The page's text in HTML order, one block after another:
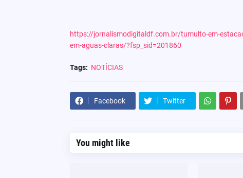
https://jornalismodigitaldf.com.br/tumulto-em-
em-aguas-claras/?fsp_sid=201860
Tags: NOTÍCIAS
Facebook Twitter
You might like